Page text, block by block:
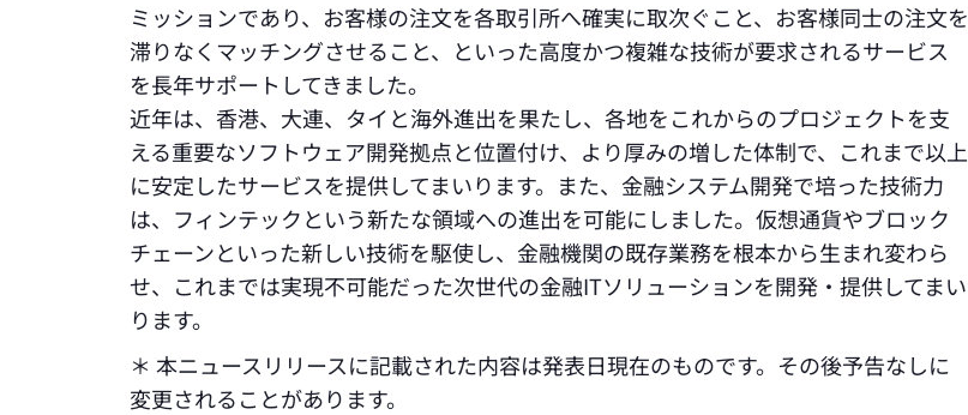
ミッションであり、お客様の注文を各取引所へ確実に取次ぐこと、お客様同士の注文を
滞りなくマッチングさせること、といった高度かつ複雑な技術が要求されるサービス
を長年サポートしてきました。
近年は、香港、大連、タイと海外進出を果たし、各地をこれからのプロジェクトを支
える重要なソフトウェア開発拠点と位置付け、より厚みの増した体制で、これまで以上
に安定したサービスを提供してまいります。また、金融システム開発で培った技術力
は、フィンテックという新たな領域への進出を可能にしました。仮想通貨やブロック
チェーンといった新しい技術を駆使し、金融機関の既存業務を根本から生まれ変わら
せ、これまでは実現不可能だった次世代の金融ITソリューションを開発・提供してまい
ります。
＊ 本ニュースリリースに記載された内容は発表日現在のものです。その後予告なしに
変更されることがあります。